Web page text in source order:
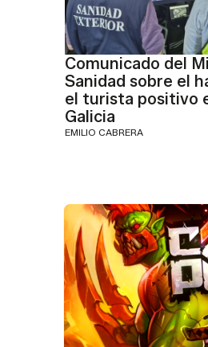
Comunicado del
Sanidad sobre el
el turista positivo
Galicia
EMILIO CABRERA